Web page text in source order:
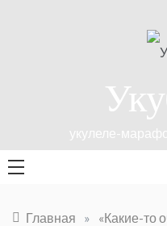
укулеле-
Главная »
«Какие-то